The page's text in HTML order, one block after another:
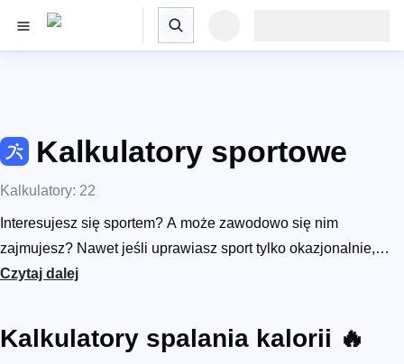
Kalkulatory sportowe
Kalkulatory: 22
Interesujesz się sportem? A może zawodowo się nim
zajmujesz? Nawet jeśli uprawiasz sport tylko okazjonalnie,
kategoria sportowa Omni to obszar dedykowany właśnie tobie!
dyscyplinom sportu. Chcesz wiedzieć jak dobry był ostatni
Czytaj dalej
Kalkulatory spalania kalorii 🔥